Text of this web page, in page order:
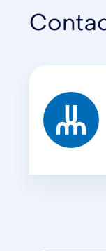
veuillez